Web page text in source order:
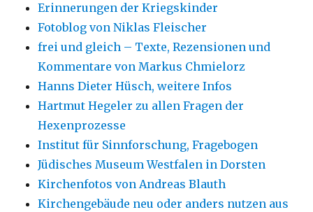
Erinnerungen der Kriegskinder
Fotoblog von Niklas Fleischer
frei und gleich – Texte, Rezensionen und
Kommentare von Markus Chmielorz
Hanns Dieter Hüsch, weitere Infos
Hartmut Hegeler zu allen Fragen der
Hexenprozesse
Institut für Sinnforschung, Fragebogen
Jüdisches Museum Westfalen in Dorsten
Kirchenfotos von Andreas Blauth
Kirchengebäude neu oder anders nutzen aus